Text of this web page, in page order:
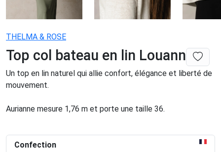
THELMA & ROSE
Top col bateau en lin Louann
Un top en lin naturel qui allie confort, élégance et liberté de
mouvement.
Aurianne mesure 1,76 m et porte une taille 36.
Confection